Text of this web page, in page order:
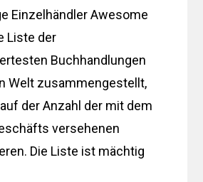
Einzelhändler Awesome
Liste der
Buchhandlungen
Welt zusammengestellt,
der Anzahl der mit dem
versehenen
Die Liste ist mächtig